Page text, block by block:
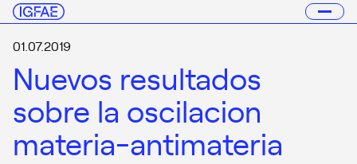
01.07.2019
Nuevos resultados
sobre la oscilacion
materia-antimateria